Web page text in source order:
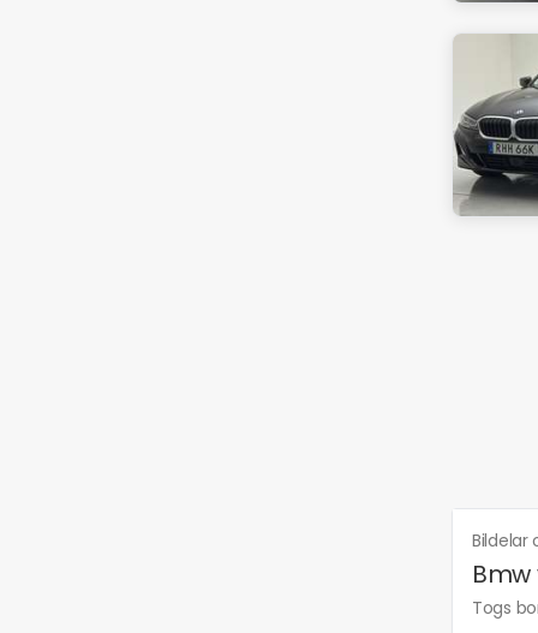
Bildelar
Bmw
Togs